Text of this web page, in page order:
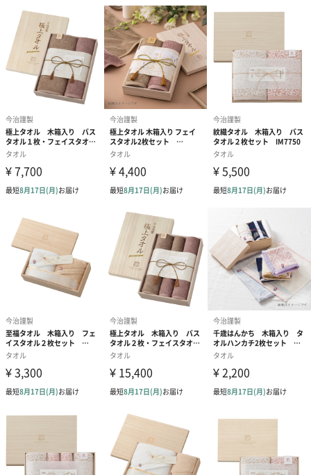
お詰めしました。
今治謹製のタオルギフトは、確かな品質と贈る人の想いをお届け
します。
ブランドネームの「今治謹製」には、「今治産地と職人が丹精込
めて作り上げた」という意味が込められています。
今治謹製は作る人、贈る人、贈られる人、かかわる全ての人がタ
オルを通じてつながり
「触れるたびに喜びを感じ、毎日がもっと幸せになるタオル」を
使いやすいバスタオルとフェイスタオルのセットなので
ご家族にもお一人でも贈り易いセットです。
自分へのちょっとした贅沢にも最適です。
商品詳細情報
原産国
奥行き・高
外装の形状
四角い木箱